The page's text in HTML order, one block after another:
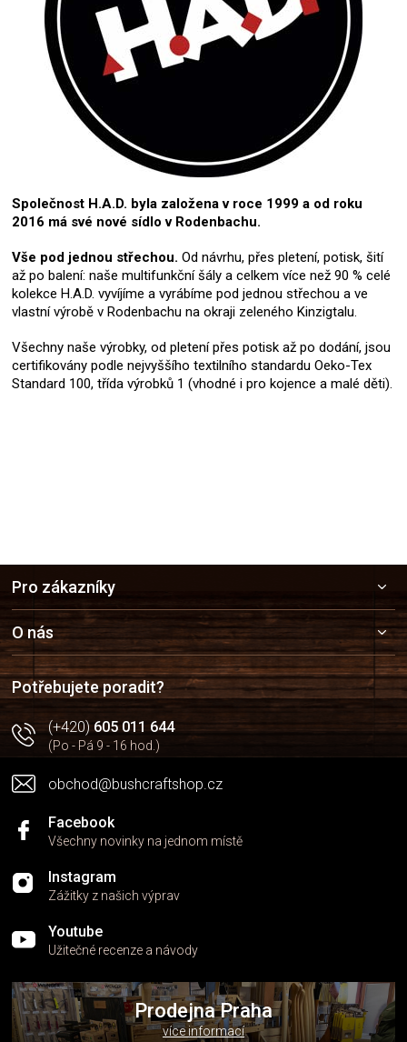
Společnost H.A.D. byla založena v roce 1999 a od roku
2016 má své nové sídlo v Rodenbachu.
Vše pod jednou střechou. Od návrhu, přes pletení, potisk, šití
až po balení: naše multifunkční šály a celkem více než 90 % celé
kolekce H.A.D. vyvíjíme a vyrábíme pod jednou střechou a ve
vlastní výrobě v Rodenbachu na okraji zeleného Kinzigtalu.
Všechny naše výrobky, od pletení přes potisk až po dodání, jsou
certifikovány podle nejvyššího textilního standardu Oeko-Tex
Standard 100, třída výrobků 1 (vhodné i pro kojence a malé děti).
a
t
í
Pro zákazníky
O nás
Potřebujete poradit?
(+420)605 011 644
(Po - Pá 9 - 16 hod.)
obchod@bushcraftshop.cz
Facebook
Všechny novinky na jednom místě
Instagram
Zážitky z našich výprav
Youtube
Užitečné recenze a návody
Prodejna Praha
více informací